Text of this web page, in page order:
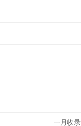
一月收录